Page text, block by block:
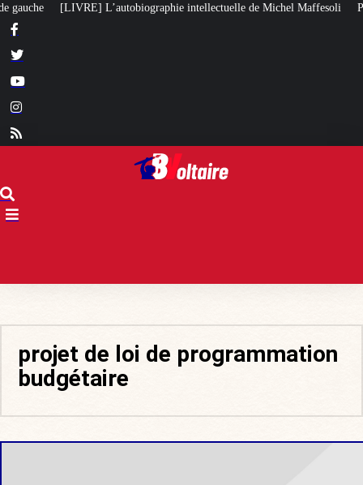
intellectuelle de Michel Maffesoli Pour regagner son
projet de loi de programmation
budgétaire